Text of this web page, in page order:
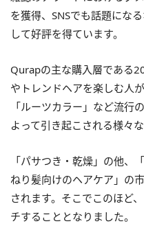
を獲得、SNSでも話題にな
して好評を得ています。
Qurapの主な購入層である
やトレンドヘアを楽しむ人
「ルーツカラー」など流行
よって引き起こされる様々
「パサつき・乾燥」の他、
ねり髪向けのヘアケア」の
されます。そこでこのほど
チすることとなりました。